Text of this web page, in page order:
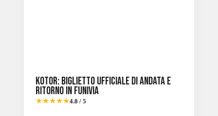
Kotor: biglietto ufficiale di andata e
ritorno in funivia
★★★★★4.8 / 5